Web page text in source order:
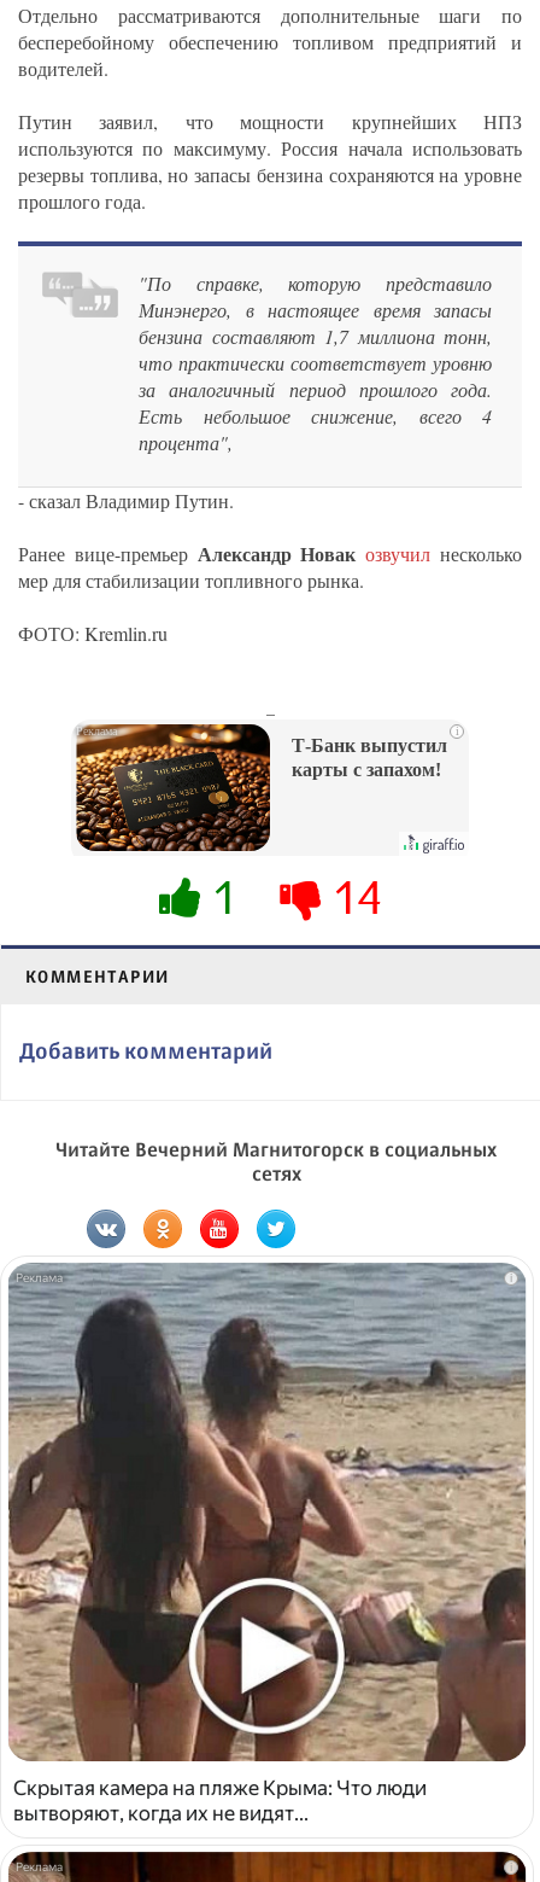
Отдельно рассматриваются дополнительные шаги по
бесперебойному обеспечению топливом предприятий и
водителей.
Путин заявил, что мощности крупнейших НПЗ
используются по максимуму. Россия начала использовать
резервы топлива, но запасы бензина сохраняются на уровне
прошлого года.
"По справке, которую представило
Минэнерго, в настоящее время запасы
бензина составляют 1,7 миллиона тонн,
что практически соответствует уровню
за аналогичный период прошлого года.
Есть небольшое снижение, всего 4
процента",
- сказал Владимир Путин.
Ранее вице-премьер Александр Новак озвучилнесколько
мер для стабилизации топливного рынка.
ФОТО: Kremlin.ru
i
Т-Банк выпустил
карты с запахом!
1 14
КОММЕНТАРИИ
Добавить комментарий
Читайте Вечерний Магнитогорск в социальных
сетях
i
Скрытая камера на пляже Крыма: Что люди
вытворяют, когда их не видят...
i